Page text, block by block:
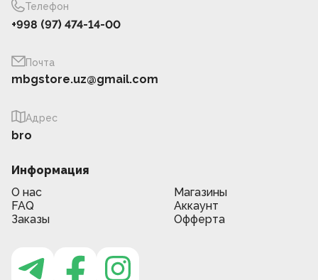
Телефон
+998 (97) 474-14-00
Почта
mbgstore.uz@gmail.com
Адрес
bro
Информация
О нас
Магазины
FAQ
Аккаунт
Заказы
Офферта